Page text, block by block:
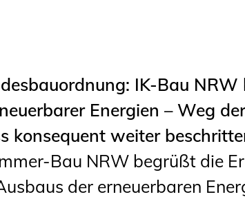
IK-Bau
Energien – Weg
konsequent weiter
Bau NRW begrüßt die
der erneuerbaren